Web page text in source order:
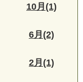
10月(1)
6月(2)
2月(1)